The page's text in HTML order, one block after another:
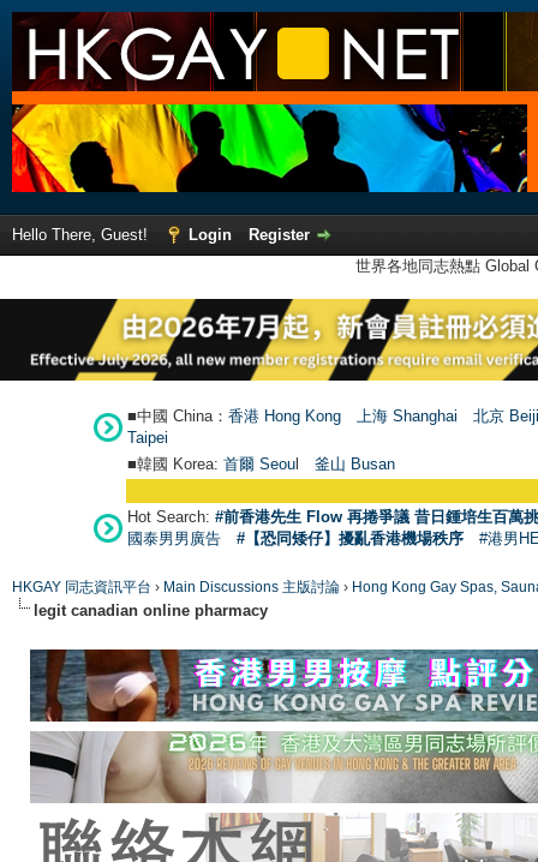
Hello There, Guest! Login
Register
世界各地同志熱點
■中國 China： 香港 Hong Kong 上海 Shanghai
北京
Taipei
■韓國 Korea: 首爾 Seoul 釜山 Busan
Hot Search: #前香港先生 Flow 再捲爭議 昔日鍾培生百萬
國泰男男廣告
#【恐同矮仔】擾亂香港機場秩序 #港男
HKGAY 同志資訊平台 › Main Discussions 主版討論 › Hong Kong Gay Spas,
legit canadian online pharmacy